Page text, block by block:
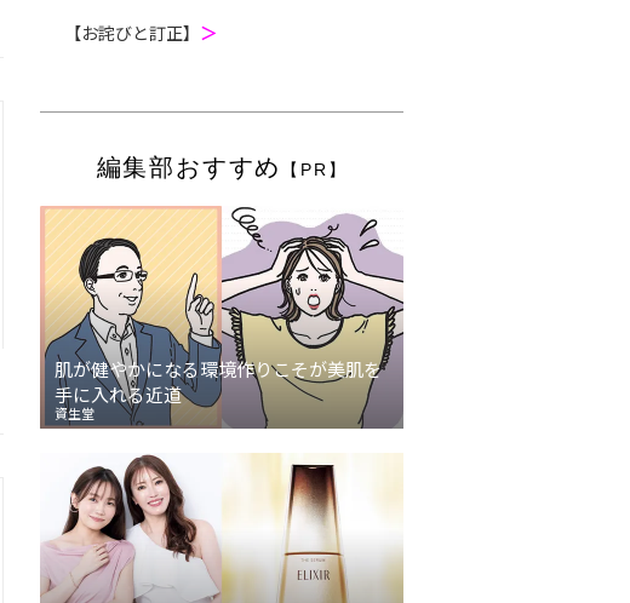
【お詫びと訂正】 ＞
編集部おすすめ 【PR】
肌が健やかになる環境作りこそが美肌を
手に入れる近道
資生堂